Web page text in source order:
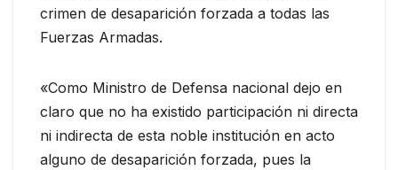
crimen de desaparición forzada a todas las
Fuerzas Armadas.
«Como Ministro de Defensa nacional dejo en
claro que no ha existido participación ni directa
ni indirecta de esta noble institución en acto
alguno de desaparición forzada, pues la